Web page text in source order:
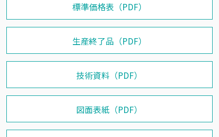
標準価格表（PDF）
生産終了品（PDF）
技術資料（PDF）
図面表紙（PDF）